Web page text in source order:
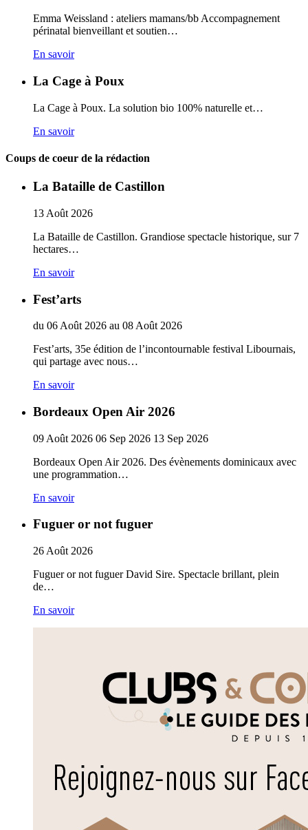
Emma Weissland : ateliers mamans/bb Accompagnement
périnatal bienveillant et soutien…
En savoir
La Cage à Poux
La Cage à Poux. La solution bio 100% naturelle et…
En savoir
Coups de coeur de la rédaction
La Bataille de Castillon
13 Août 2026
La Bataille de Castillon. Grandiose spectacle historique, sur 7
hectares…
En savoir
Fest’arts
du 06 Août 2026 au 08 Août 2026
Fest’arts, 35e édition de l’incontournable festival Libournais,
qui partage avec nous…
En savoir
Bordeaux Open Air 2026
09 Août 2026 06 Sep 2026 13 Sep 2026
Bordeaux Open Air 2026. Des évènements dominicaux avec
une programmation…
En savoir
Fuguer or not fuguer
26 Août 2026
Fuguer or not fuguer David Sire. Spectacle brillant, plein
de…
En savoir